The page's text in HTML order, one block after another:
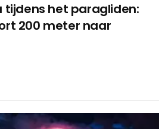
tijdens het paragliden:
200 meter naar